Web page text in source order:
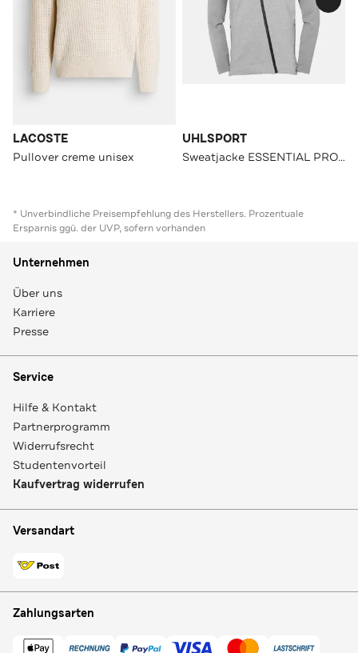
LACOSTE
Pullover creme unisex
UHLSPORT
Sweatjacke ESSENTIAL PRO dark grau melange
* Unverbindliche Preisempfehlung des Herstellers. Prozentuale
Ersparnis ggü. der UVP, sofern vorhanden
Unternehmen
Über uns
Karriere
Presse
Service
Hilfe & Kontakt
Partnerprogramm
Widerrufsrecht
Studentenvorteil
Kaufvertrag widerrufen
Versandart
Zahlungsarten